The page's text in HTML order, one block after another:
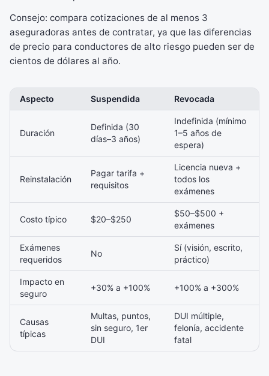
Consejo: compara cotizaciones de al menos 3
aseguradoras antes de contratar, ya que las diferencias
de precio para conductores de alto riesgo pueden ser de
cientos de dólares al año.
Aspecto Suspendida Revocada
Duración
Definida (30
días–3 años)
Indefinida (mínimo
1–5 años de
espera)
Reinstalación
Pagar tarifa +
requisitos
Licencia nueva +
todos los
exámenes
Costo típico $20–$250
$50–$500 +
exámenes
Exámenes
requeridos
No
Sí (visión, escrito,
práctico)
Impacto en
seguro
+30% a +100% +100% a +300%
Causas
típicas
Multas, puntos,
sin seguro, 1er
DUI
DUI múltiple,
felonía, accidente
fatal